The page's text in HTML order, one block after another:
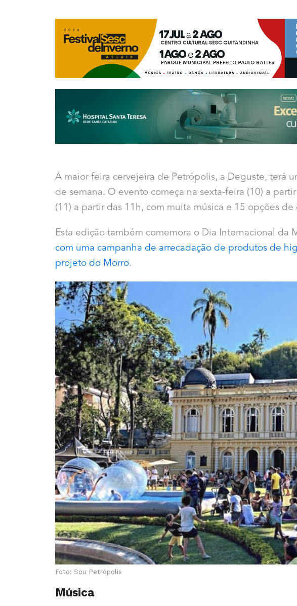
A maior feira cervejeira de Petrópolis, a Deguste, terá
de semana. O evento começa na sexta-feira (10) a
(11) a partir das 11h, com muita música e 15 opções de
Esta edição também comemora o Dia Internacional da
com uma campanha de arrecadação de produtos de
projeto do Morro.
Foto: Sou Petrópolis
Música